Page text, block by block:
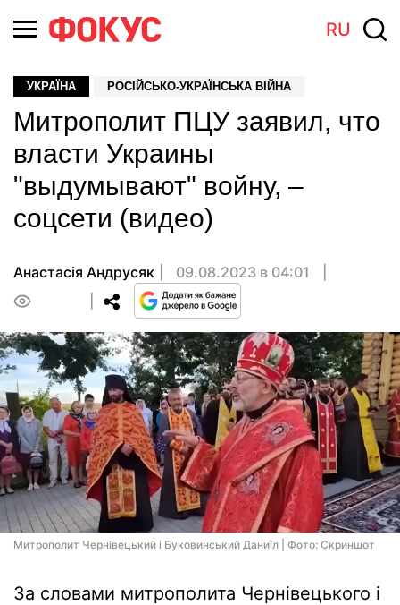
RU
УКРАЇНА РОСІЙСЬКО-УКРАЇНСЬКА ВІЙНА
Митрополит ПЦУ заявил, что
власти Украины
"выдумывают" войну, –
соцсети (видео)
Анастасiя Андрусяк
09.08.2023 в 04:01
Митрополит Чернівецький і Буковинський Даниїл | Фото: Скриншот
За словами митрополита Чернівецького і